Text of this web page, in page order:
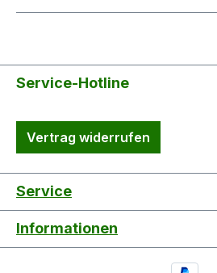
Service-Hotline
Vertrag widerrufen
Service
Informationen